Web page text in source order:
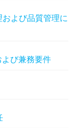
よび品質管理に
び兼務要件